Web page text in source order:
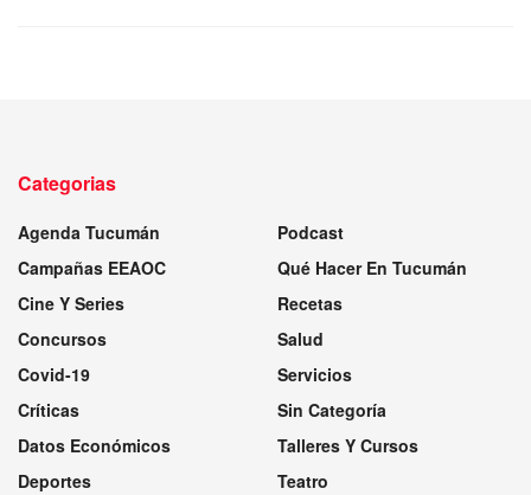
Categorias
Agenda Tucumán
Campañas EEAOC
Cine Y Series
Concursos
Covid-19
Críticas
Datos Económicos
Deportes
Podcast
Qué Hacer En Tucumán
Recetas
Salud
Servicios
Sin Categoría
Talleres Y Cursos
Teatro